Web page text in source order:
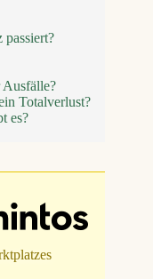
Totalverlust?
es?